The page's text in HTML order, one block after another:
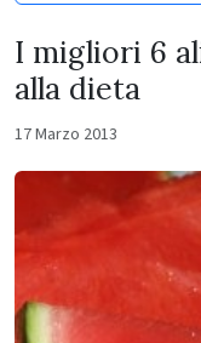
I migliori 6
alla dieta
17 Marzo 2013